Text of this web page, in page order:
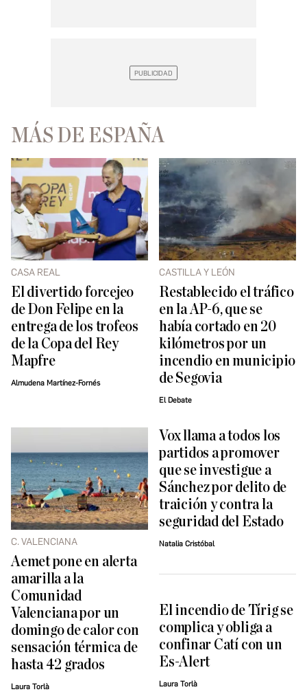
MÁS DE ESPAÑA
CASA REAL
El divertido forcejeo
de Don Felipe en la
entrega de los trofeos
de la Copa del Rey
Mapfre
Almudena Martínez-Fornés
CASTILLA Y LEÓN
Restablecido el tráfico
en la AP-6, que se
había cortado en 20
kilómetros por un
incendio en municipio
de Segovia
El Debate
C. VALENCIANA
Aemet pone en alerta
amarilla a la
Comunidad
Valenciana por un
domingo de calor con
sensación térmica de
hasta 42 grados
Laura Torlà
Vox llama a todos los
partidos a promover
que se investigue a
Sánchez por delito de
traición y contra la
seguridad del Estado
Natalia Cristóbal
El incendio de Tírig se
complica y obliga a
confinar Catí con un
Es-Alert
Laura Torlà